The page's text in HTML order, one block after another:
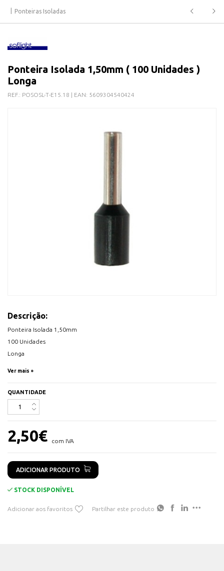
Ponteiras Isoladas
Ponteira Isolada 1,50mm ( 100 Unidades )
Longa
REF.: POSOSL-T-E15.18 | EAN: 5609304540424
Descrição:
Ponteira Isolada 1,50mm
100 Unidades
Longa
Ver mais +
QUANTIDADE
2,50€ com IVA
ADICIONAR PRODUTO
STOCK DISPONÍVEL
Adicionar aos favoritos Partilhar este produto